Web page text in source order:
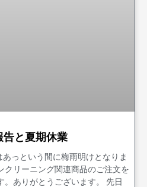
告と夏期休業
っという間に梅雨明けとなりま
クリーニング関連商品のご注文を
。ありがとうございます。 先日